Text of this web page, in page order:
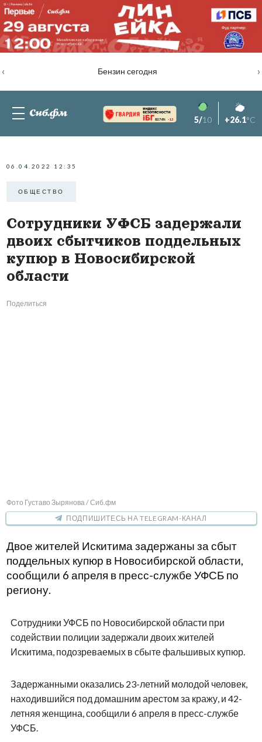
Бензин сегодня
‹ ›
82.76% -1.2 5/10 +26.1°C
06.04.2022 12:35
ОБЩЕСТВО
Сотрудники УФСБ задержали
двоих сбытчиков поддельных
купюр в Новосибирской
области
Поделиться
Фото Густаво Зырянова / Сиб.фм
ПОДПИШИТЕСЬ НА TELEGRAM-КАНАЛ
Двое жителей Искитима задержаны за сбыт
поддельных купюр в Новосибирской области,
сообщили 6 апреля в пресс-службе УФСБ по
региону.
Сотрудники УФСБ по Новосибирской области при
содействии полиции задержали двоих жителей
Искитима, подозреваемых в сбыте фальшивых купюр.
Задержанными оказались 23-летний молодой человек,
находившийся под домашним арестом за кражу, и 42-
летняя женщина, сообщили 6 апреля в пресс-службе
УФСБ.